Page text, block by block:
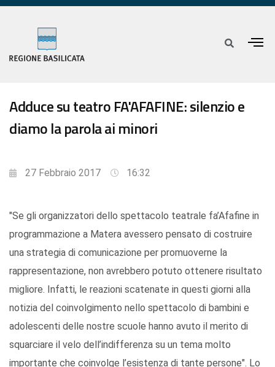
Adduce su teatro FA'AFAFINE: silenzio e
diamo la parola ai minori
27 Febbraio 2017 16:32
"Se gli organizzatori dello spettacolo teatrale fa’Afafine in
programmazione a Matera avessero pensato di costruire
una strategia di comunicazione per promuoverne la
rappresentazione, non avrebbero potuto ottenere risultato
migliore. Infatti, le reazioni scatenate in questi giorni alla
notizia del coinvolgimento nello spettacolo di bambini e
adolescenti delle nostre scuole hanno avuto il merito di
squarciare il velo dell’indifferenza su un tema molto
importante che coinvolge l’esistenza di tante persone". Lo